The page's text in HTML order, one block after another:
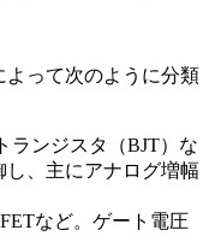
って次のように分類
ランジスタ（BJT）な
、主にアナログ増幅
など。ゲート電圧